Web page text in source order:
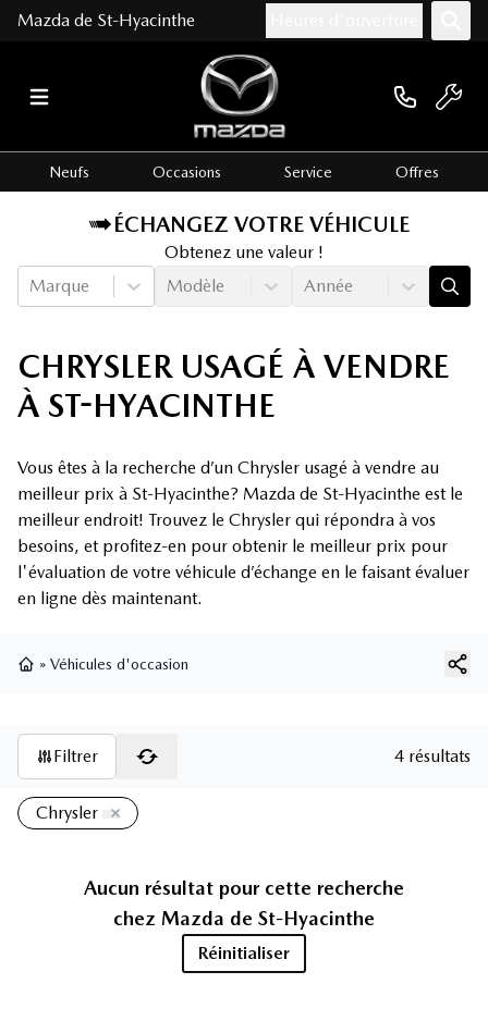
Mazda de St-Hyacinthe
Neufs Occasions Service Offres
ÉCHANGEZ VOTRE VÉHICULE
Obtenez une valeur !
Marque
Modèle Année
CHRYSLER USAGÉ À VENDRE
À ST-HYACINTHE
Vous êtes à la recherche d’un Chrysler usagé à vendre au
meilleur prix à St-Hyacinthe? Mazda de St-Hyacinthe est le
meilleur endroit! Trouvez le Chrysler qui répondra à vos
besoins, et profitez-en pour obtenir le meilleur prix pour
l'évaluation de votre véhicule d’échange en le faisant évaluer
en ligne dès maintenant.
» Véhicules d'occasion
Filtrer 4 résultats
Chrysler
Aucun résultat pour cette recherche
chez Mazda de St-Hyacinthe
Réinitialiser